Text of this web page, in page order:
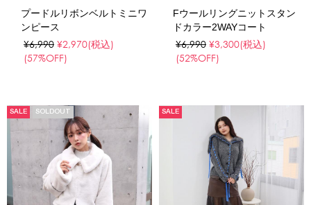
プードルリボンベルトミニワ
ンピース
¥6,990 ¥2,970(税込)
(57%OFF)
Fウールリングニットスタン
ドカラー2WAYコート
¥6,990 ¥3,300(税込)
(52%OFF)
SALE SOLDOUT SALE